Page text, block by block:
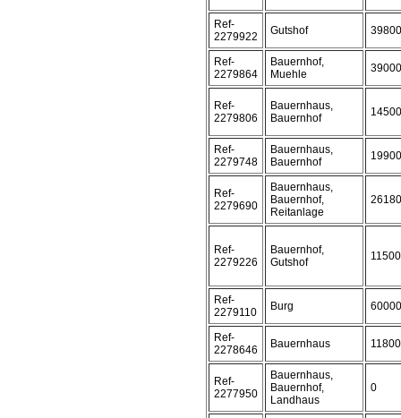
Ref-
2279922
Gutshof
Ref-
2279864
Bauernhof,
Muehle
39000
Ref-
2279806
Bauernhaus,
Bauernhof
Ref-
2279748
Bauernhaus,
Bauernhof
Ref-
2279690
Bauernhaus,
Bauernhof,
Reitanlage
Ref-
2279226
Bauernhof,
Gutshof
Ref-
2279110
Burg
Ref-
2278646
Bauernhaus
Ref-
2277950
Bauernhaus,
Bauernhof,
Landhaus
0